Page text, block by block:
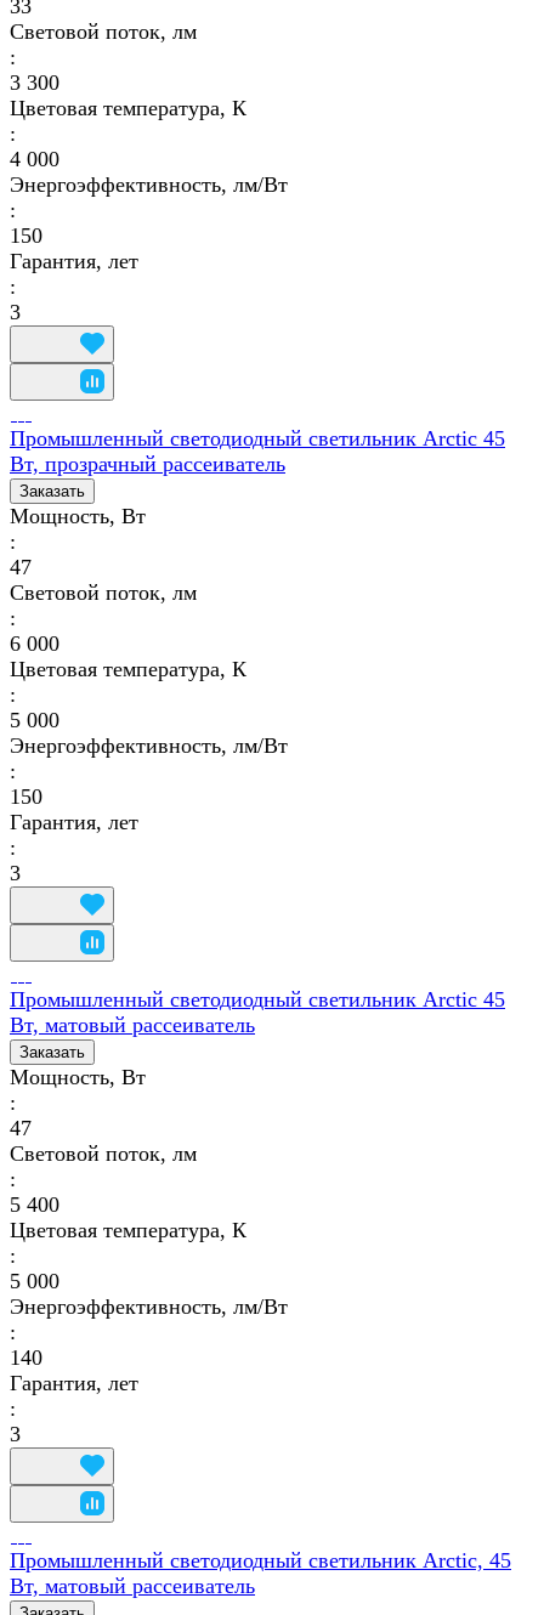
33
Световой поток, лм
:
3 300
Цветовая температура, К
:
4 000
Энергоэффективность, лм/Вт
:
150
Гарантия, лет
:
3
Промышленный светодиодный светильник Arctic 45
Вт, прозрачный рассеиватель
Заказать
Мощность, Вт
:
47
Световой поток, лм
:
6 000
Цветовая температура, К
:
5 000
Энергоэффективность, лм/Вт
:
150
Гарантия, лет
:
3
Промышленный светодиодный светильник Arctic 45
Вт, матовый рассеиватель
Заказать
Мощность, Вт
:
47
Световой поток, лм
:
5 400
Цветовая температура, К
:
5 000
Энергоэффективность, лм/Вт
:
140
Гарантия, лет
:
3
Промышленный светодиодный светильник Arctic, 45
Вт, матовый рассеиватель